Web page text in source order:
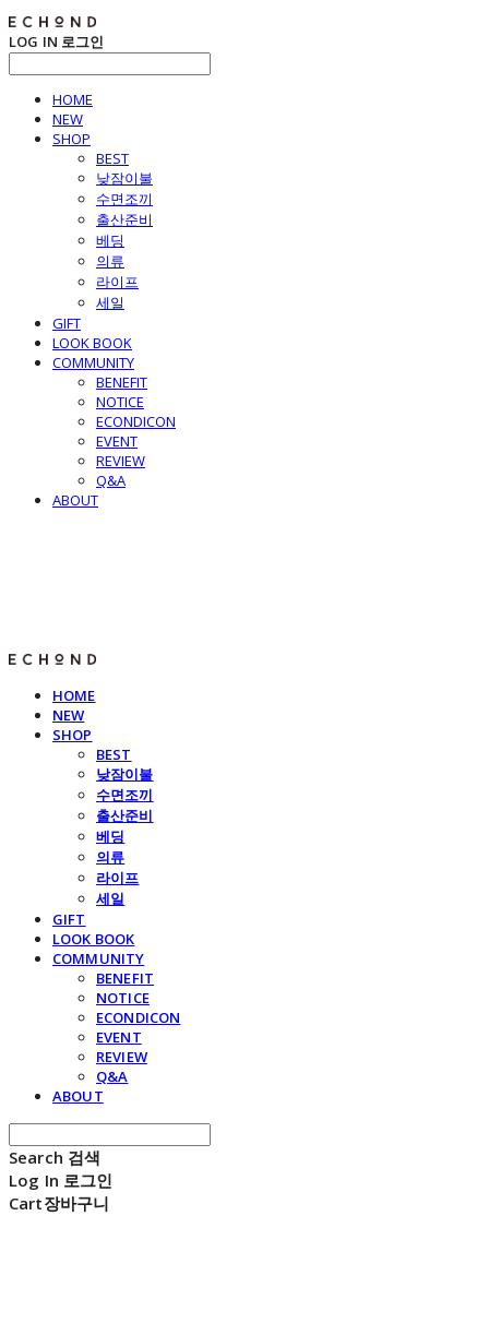
LOG IN 로그인
HOME
NEW
SHOP
BEST
낮잠이불
수면조끼
출산준비
베딩
의류
라이프
세일
GIFT
LOOK BOOK
COMMUNITY
BENEFIT
NOTICE
ECONDICON
EVENT
REVIEW
Q&A
ABOUT
HOME
NEW
SHOP
BEST
낮잠이불
수면조끼
출산준비
베딩
의류
라이프
세일
GIFT
LOOK BOOK
COMMUNITY
BENEFIT
NOTICE
ECONDICON
EVENT
REVIEW
Q&A
ABOUT
Search 검색
Log In 로그인
Cart장바구니